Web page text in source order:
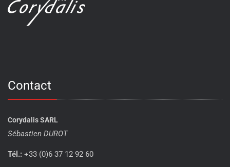
Contact
Corydalis SARL
Sébastien DUROT
Tél.: +33 (0)6 37 12 92 60